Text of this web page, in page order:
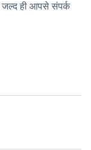
जल्द ही आपसे संपर्क